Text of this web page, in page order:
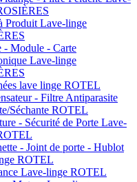
Produit Lave-linge
- Module - Carte
Lave-linge
lave linge ROTEL
- Filtre Antiparasite
Séchante ROTEL
- Sécurité de Porte Lave-
- Joint de porte - Hublot
ROTEL
Lave-linge ROTEL